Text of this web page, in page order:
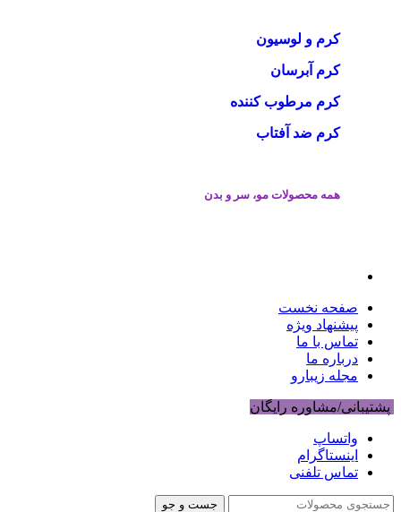
کرم و لوسیون
کرم آبرسان
کرم مرطوب کننده
کرم ضد آفتاب
همه محصولات مو، سر و بدن
صفحه نخست
پیشنهاد ویژه
تماس با ما
درباره ما
مجله زیبارو
پشتیبانی/مشاوره رایگان
واتساپ
اینستاگرام
تماس تلفنی
جست و جو